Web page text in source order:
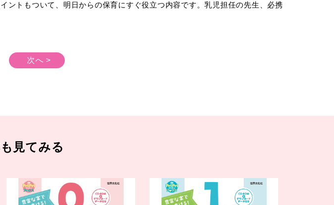
トもついて、明日からの保育にすぐ役立つ内容です。乳児担任の先生、必携
次へ >
見てみる